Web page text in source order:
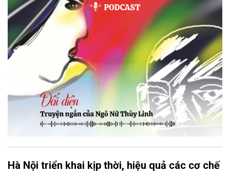
ngại ngùng đỡ lấy. Đây là lần thứ ba, loạt bài phóng sự của mình
bị Tổng biên tập kêu lên để trả lại...
Hà Nội triển khai kịp thời, hiệu quả các cơ chế